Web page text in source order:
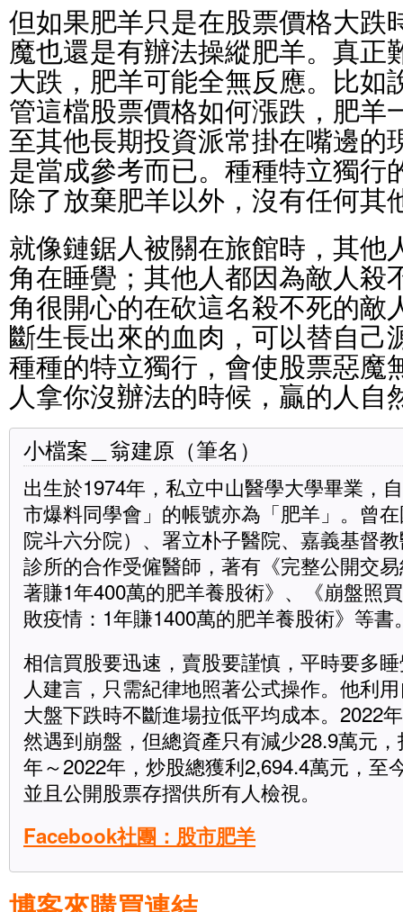
但如果肥羊只是在股票價格大跌
魔也還是有辦法操縱肥羊。真正
大跌，肥羊可能全無反應。比如
管這檔股票價格如何漲跌，肥羊
至其他長期投資派常掛在嘴邊的
是當成參考而已。種種特立獨行
除了放棄肥羊以外，沒有任何其
就像鏈鋸人被關在旅館時，其他
角在睡覺；其他人都因為敵人殺
角很開心的在砍這名殺不死的敵
斷生長出來的血肉，可以替自己
種種的特立獨行，會使股票惡魔
人拿你沒辦法的時候，贏的人自
小檔案＿翁建原（筆名）
出生於1974年，私立中山醫學大學畢業，
市爆料同學會」的帳號亦為「肥羊」。曾
院斗六分院）、署立朴子醫院、嘉義基督
診所的合作受僱醫師，著有《完整公開交
著賺1年400萬的肥羊養股術》、《崩盤照
敗疫情：1年賺1400萬的肥羊養股術》等書
相信買股要迅速，賣股要謹慎，平時要多
人建言，只需紀律地照著公式操作。他利
大盤下跌時不斷進場拉低平均成本。2022
然遇到崩盤，但總資產只有減少28.9萬元
年～2022年，炒股總獲利2,694.4萬元，至
並且公開股票存摺供所有人檢視。
Facebook社團：股市肥羊